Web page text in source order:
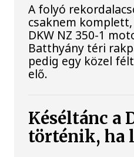
A folyó
csaknem
DKW NZ 350-1
Batthyány téri
pedig egy közel
elő.
Késéltánc a
történik, ha